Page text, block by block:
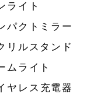
ライト
パクトミラー
リルスタンド
ムライト
ヤレス充電器